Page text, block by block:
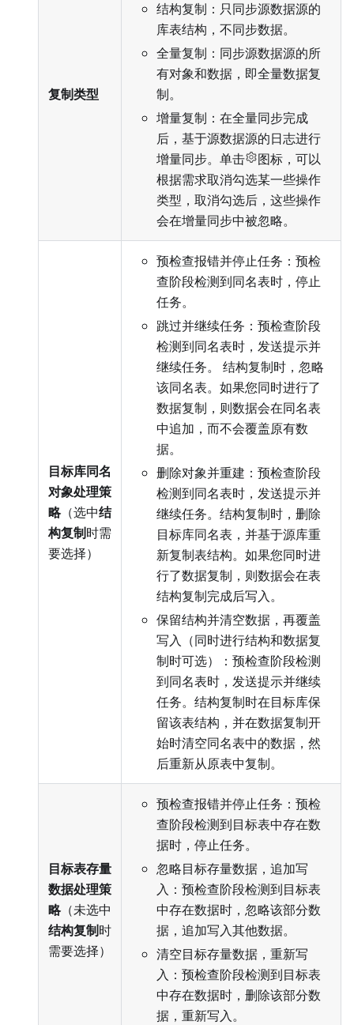
复制类型
结构复制：只同步源数据源的
库表结构，不同步数据。
全量复制：同步源数据源的所
有对象和数据，即全量数据复
制。
增量复制：在全量同步完成
后，基于源数据源的日志进行
增量同步。单击
图标，可以
根据需求取消勾选某一些操作
类型，取消勾选后，这些操作
会在增量同步中被忽略。
目标库同名
对象处理策
略（选中结
构复制时需
要选择）
预检查报错并停止任务：预检
查阶段检测到同名表时，停止
任务。
跳过并继续任务：预检查阶段
检测到同名表时，发送提示并
继续任务。 结构复制时，忽略
该同名表。如果您同时进行了
数据复制，则数据会在同名表
中追加，而不会覆盖原有数
据。
删除对象并重建：预检查阶段
检测到同名表时，发送提示并
继续任务。结构复制时，删除
目标库同名表，并基于源库重
新复制表结构。如果您同时进
行了数据复制，则数据会在表
结构复制完成后写入。
保留结构并清空数据，再覆盖
写入（同时进行结构和数据复
制时可选）：预检查阶段检测
到同名表时，发送提示并继续
任务。结构复制时在目标库保
留该表结构，并在数据复制开
始时清空同名表中的数据，然
后重新从原表中复制。
目标表存量
数据处理策
略（未选中
结构复制时
需要选择）
预检查报错并停止任务：预检
查阶段检测到目标表中存在数
据时，停止任务。
忽略目标存量数据，追加写
入：预检查阶段检测到目标表
中存在数据时，忽略该部分数
据，追加写入其他数据。
清空目标存量数据，重新写
入：预检查阶段检测到目标表
中存在数据时，删除该部分数
据，重新写入。